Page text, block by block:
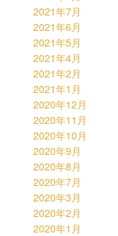
2021年7月
2021年6月
2021年5月
2021年4月
2021年2月
2021年1月
2020年12月
2020年11月
2020年10月
2020年9月
2020年8月
2020年7月
2020年3月
2020年2月
2020年1月